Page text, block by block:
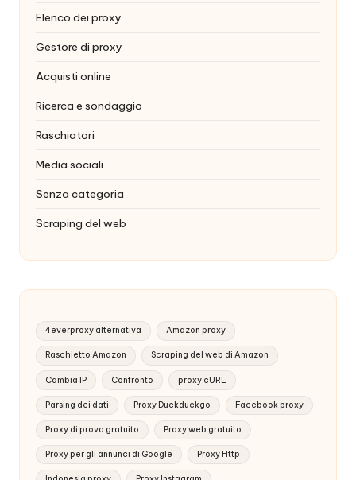
Elenco dei proxy
Gestore di proxy
Acquisti online
Ricerca e sondaggio
Raschiatori
Media sociali
Senza categoria
Scraping del web
4everproxy alternativa Amazon proxy
Raschietto Amazon Scraping del web di Amazon
Cambia IP Confronto proxy cURL
Parsing dei dati Proxy Duckduckgo Facebook proxy
Proxy di prova gratuito Proxy web gratuito
Proxy per gli annunci di Google Proxy Http